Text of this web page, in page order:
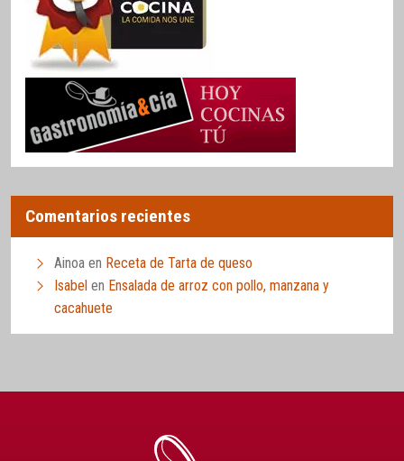
Comentarios recientes
Ainoa en Receta de Tarta de queso
Isabel en Ensalada de arroz con pollo, manzana y
cacahuete